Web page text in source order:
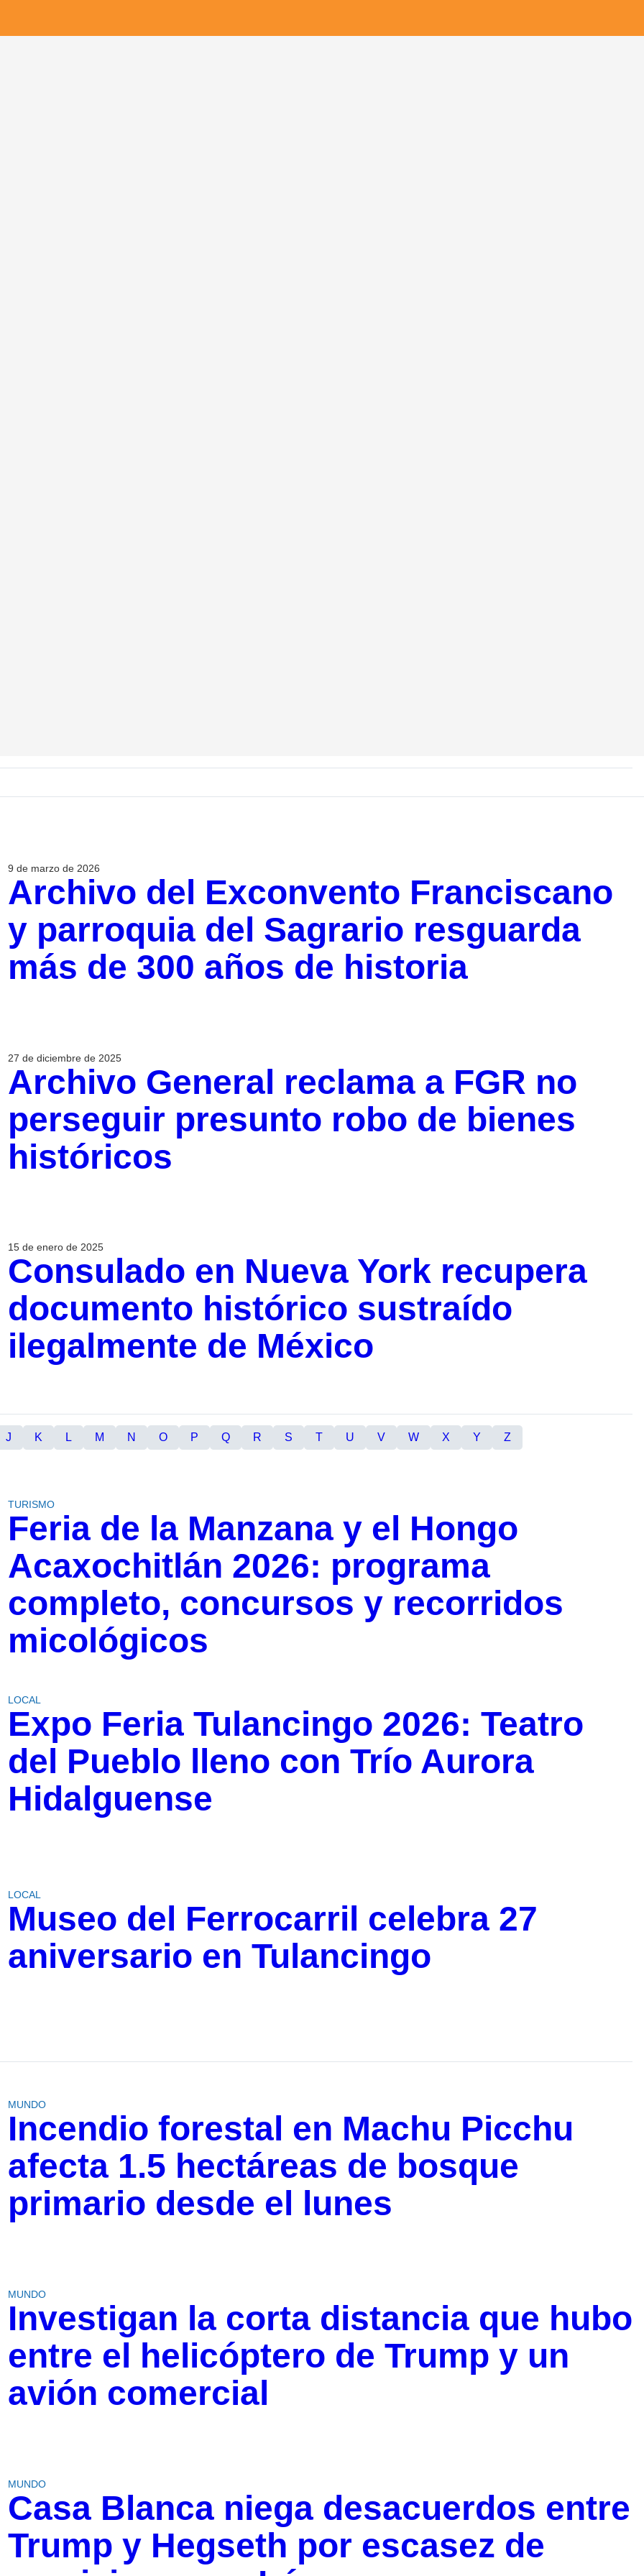
9 de marzo de 2026
Archivo del Exconvento Franciscano
y parroquia del Sagrario resguarda
más de 300 años de historia
27 de diciembre de 2025
Archivo General reclama a FGR no
perseguir presunto robo de bienes
históricos
15 de enero de 2025
Consulado en Nueva York recupera
documento histórico sustraído
ilegalmente de México
J K L M N O P Q R S T U V W X Y Z
TURISMO
Feria de la Manzana y el Hongo
Acaxochitlán 2026: programa
completo, concursos y recorridos
micológicos
LOCAL
Expo Feria Tulancingo 2026: Teatro
del Pueblo lleno con Trío Aurora
Hidalguense
LOCAL
Museo del Ferrocarril celebra 27
aniversario en Tulancingo
MUNDO
Incendio forestal en Machu Picchu
afecta 1.5 hectáreas de bosque
primario desde el lunes
MUNDO
Investigan la corta distancia que hubo
entre el helicóptero de Trump y un
avión comercial
MUNDO
Casa Blanca niega desacuerdos entre
Trump y Hegseth por escasez de